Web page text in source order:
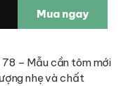
Mua ngay
– Mẫu cần tôm mới
nhẹ và chất